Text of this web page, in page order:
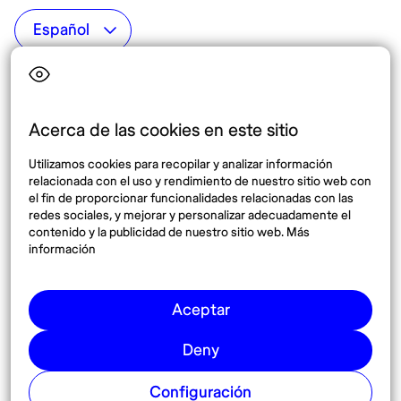
Acerca de las cookies en este sitio
Utilizamos cookies para recopilar y analizar información
relacionada con el uso y rendimiento de nuestro sitio web con
el fin de proporcionar funcionalidades relacionadas con las
redes sociales, y mejorar y personalizar adecuadamente el
contenido y la publicidad de nuestro sitio web. Más
información
Aceptar
Deny
Configuración
Top destinos
México
España
Destinos
Síguenos
Pinterest
© 2026 Nomadaº